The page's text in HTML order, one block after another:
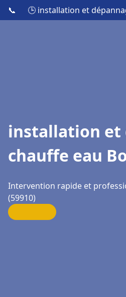
📞 🕒 installation et
installation et
chauffe eau
Intervention rapide et
(59910)